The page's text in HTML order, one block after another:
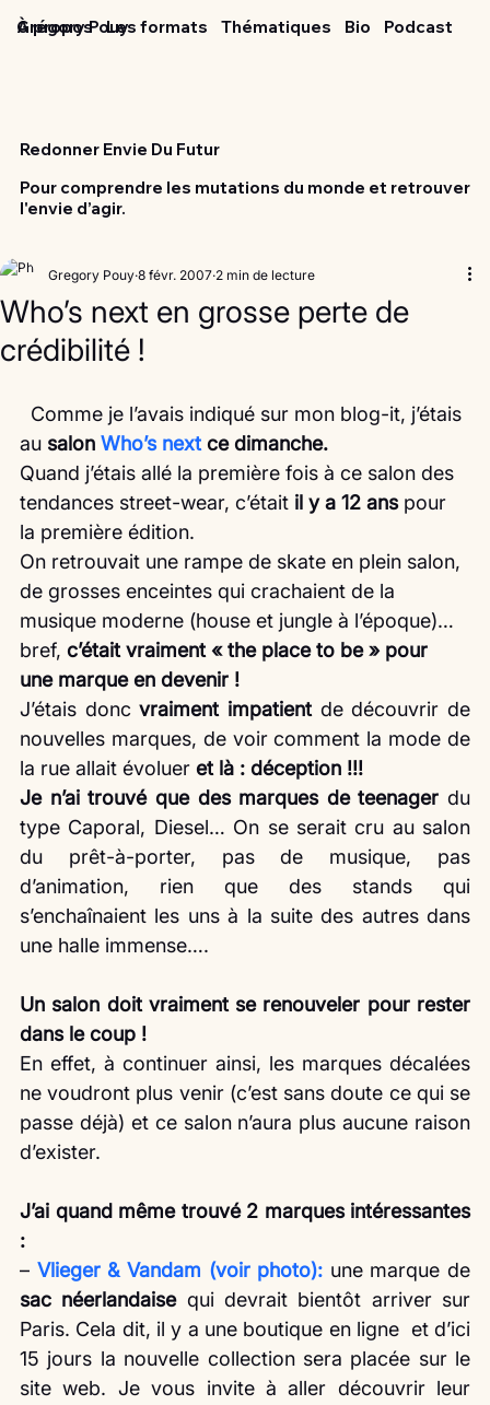
Grégory Pouy
À propos Les formats Thématiques Podcast
Bio
Redonner Envie Du Futur
Pour comprendre les mutations du monde et retrouver
l'envie d’agir.
Who’s next en grosse perte de
crédibilité !
Gregory Pouy 8 févr. 2007 2 min de lecture
au salon Who’s next ce dimanche.
Quand j’étais allé la première fois à ce salon des
tendances street-wear, c’était il y a 12 ans pour
la première édition.
On retrouvait une rampe de skate en plein salon,
de grosses enceintes qui crachaient de la
musique moderne (house et jungle à l’époque)…
bref, c’était vraiment « the place to be » pour
une marque en devenir !
J’étais donc vraiment impatient de découvrir de
nouvelles marques, de voir comment la mode de
la rue allait évoluer et là : déception !!!
Je n’ai trouvé que des marques de teenager du
type Caporal, Diesel… On se serait cru au salon
du prêt-à-porter, pas de musique, pas
d’animation, rien que des stands qui
s’enchaînaient les uns à la suite des autres dans
une halle immense….
Un salon doit vraiment se renouveler pour rester
dans le coup !
En effet, à continuer ainsi, les marques décalées
ne voudront plus venir (c’est sans doute ce qui se
passe déjà) et ce salon n’aura plus aucune raison
d’exister.
J’ai quand même trouvé 2 marques intéressantes
:
– Vlieger & Vandam (voir photo):
sac néerlandaise qui devrait bientôt arriver sur
Paris. Cela dit, il y a une boutique en ligne  et d’ici
15 jours la nouvelle collection sera placée sur le